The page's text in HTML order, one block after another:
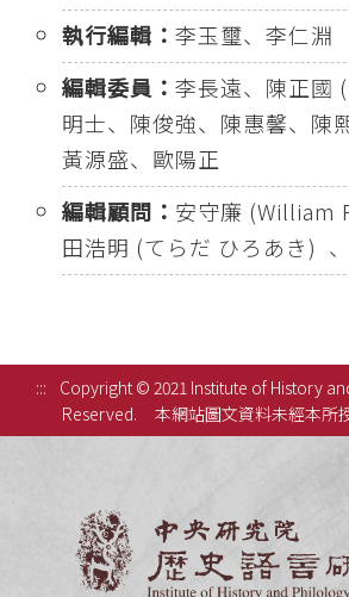
執行編輯： 李玉璽、李仁淵
編輯委員： 李長遠、陳正國
明士、陳俊強、陳惠馨、陳
黃源盛、歐陽正
編輯顧問： 安守廉 (William
田浩明 (てらだ ひろあき)
:::
Copyright © 2021 Institute of History
Reserved.
本網站圖文資料未經本所